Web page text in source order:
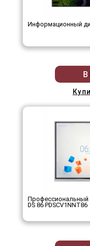
Информационный
Профессиональный
DS 86 PDSCV1NNT86